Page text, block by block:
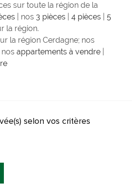
sur toute la région de la
| nos 3 pièces 4 pièces
5
la région.
la région Cerdagne; nos
| nos appartements à vendre
selon vos critères